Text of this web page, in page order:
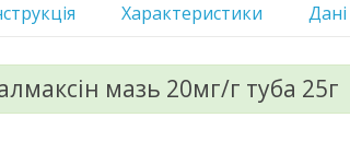
Характеристики
мазь 20мг/г туба 25г